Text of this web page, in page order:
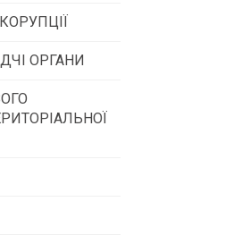
ОРГАНИ